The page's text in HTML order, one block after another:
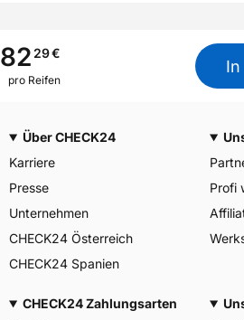
M+S
Nein
Motorrad Kennzeichnung
M/C
Allgemeine Produktsicherheit (GPSR)
Moto
82 29€
pro Reifen
Über CHECK24
Karriere
Presse
Unternehmen
CHECK24 Österreich
CHECK24 Spanien
Profi
CHECK24 Zahlungsarten